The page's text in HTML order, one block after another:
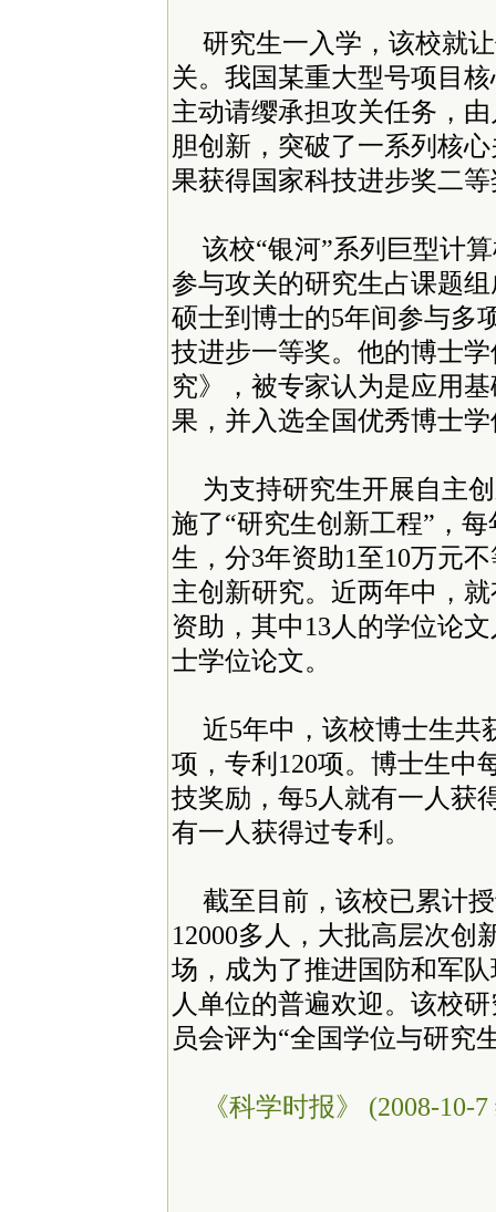
研究生一入学，该校就
关。我国某重大型号项目
主动请缨承担攻关任务，
胆创新，突破了一系列核
果获得国家科技进步奖二
该校“银河”系列巨型计
参与攻关的研究生占课题
硕士到博士的5年间参与多
技进步一等奖。他的博士
究》，被专家认为是应用
果，并入选全国优秀博士
为支持研究生开展自主
施了“研究生创新工程”，
生，分3年资助1至10万元
主创新研究。近两年中，
资助，其中13人的学位论
士学位论文。
近5年中，该校博士生共
项，专利120项。博士生中
技奖励，每5人就有一人获
有一人获得过专利。
截至目前，该校已累计
12000多人，大批高层次创
场，成为了推进国防和军
人单位的普遍欢迎。该校
员会评为“全国学位与研究
《科学时报》 (2008-10-